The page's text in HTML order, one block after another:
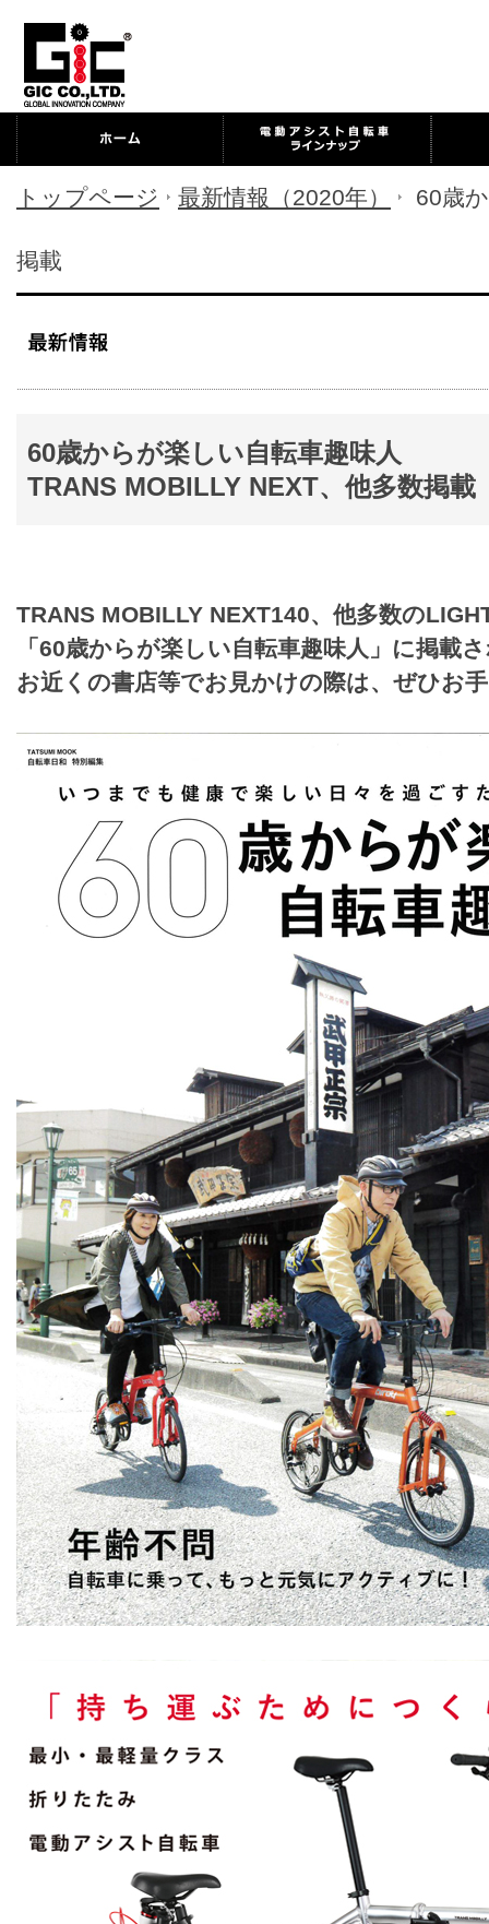
トップページ 最新情報（2020年） 60歳
掲載
60歳からが楽しい自転車趣味人
TRANS MOBILLY NEXT、他多数掲載
TRANS MOBILLY NEXT140、他多数の
「60歳からが楽しい自転車趣味人」に掲載
お近くの書店等でお見かけの際は、ぜひお